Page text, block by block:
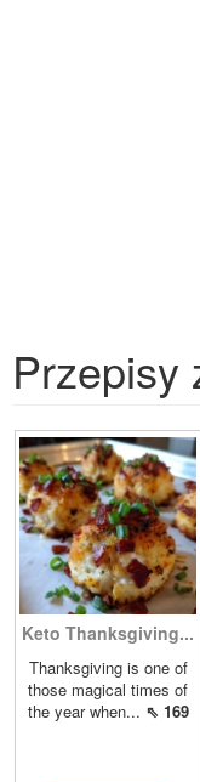
Przepisy
Keto Thanksgiving...
Thanksgiving is one of
those magical times of
the year when... ⇖ 169